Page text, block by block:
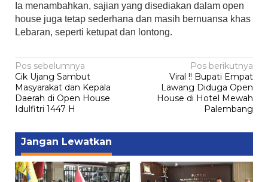
Ia menambahkan, sajian yang disediakan dalam open
house juga tetap sederhana dan masih bernuansa khas
Lebaran, seperti ketupat dan lontong.
Navigasi
pos
Pos sebelumnya
Cik Ujang Sambut
Masyarakat dan Kepala
Daerah di Open House
Idulfitri 1447 H
Pos berikutnya
Viral !! Bupati Empat
Lawang Diduga Open
House di Hotel Mewah
Palembang
Jangan Lewatkan